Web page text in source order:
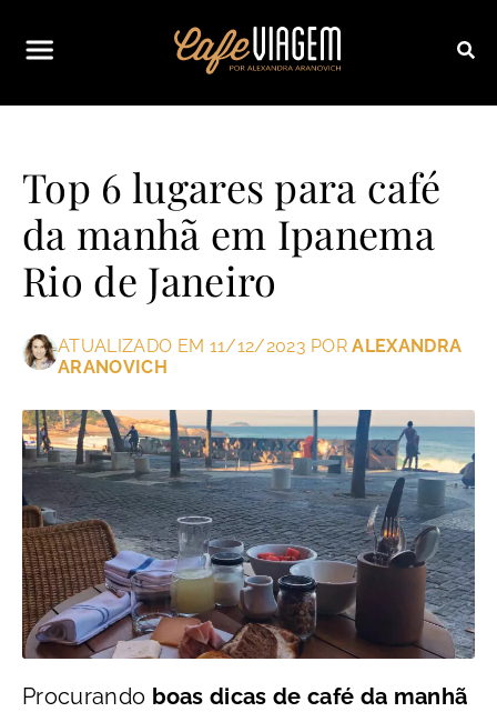
Top 6 lugares para café
da manhã em Ipanema
Rio de Janeiro
ATUALIZADO EM 11/12/2023 PORALEXANDRA
ARANOVICH
Procurando boas dicas de café da manhã